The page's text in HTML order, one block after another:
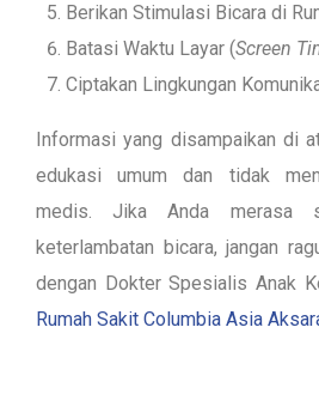
Berikan Stimulasi Bicara di
Batasi Waktu Layar (Screen
Ciptakan Lingkungan
Informasi yang disampaikan di
edukasi umum dan tidak
medis. Jika Anda merasa
keterlambatan bicara, jangan
dengan Dokter Spesialis Anak
Rumah Sakit Columbia Asia